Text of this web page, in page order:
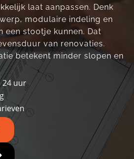
laat aanpassen.​ Denk
modulaire indeling en
een stootje kunnen.​ Dat
van renovaties.​
betekent minder slopen en
24 uur